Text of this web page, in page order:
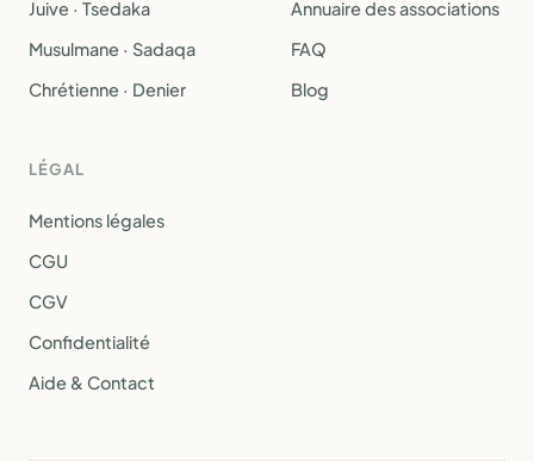
Juive · Tsedaka
Musulmane · Sadaqa
Chrétienne · Denier
Annuaire des associations
FAQ
Blog
LÉGAL
Mentions légales
CGU
CGV
Confidentialité
Aide & Contact